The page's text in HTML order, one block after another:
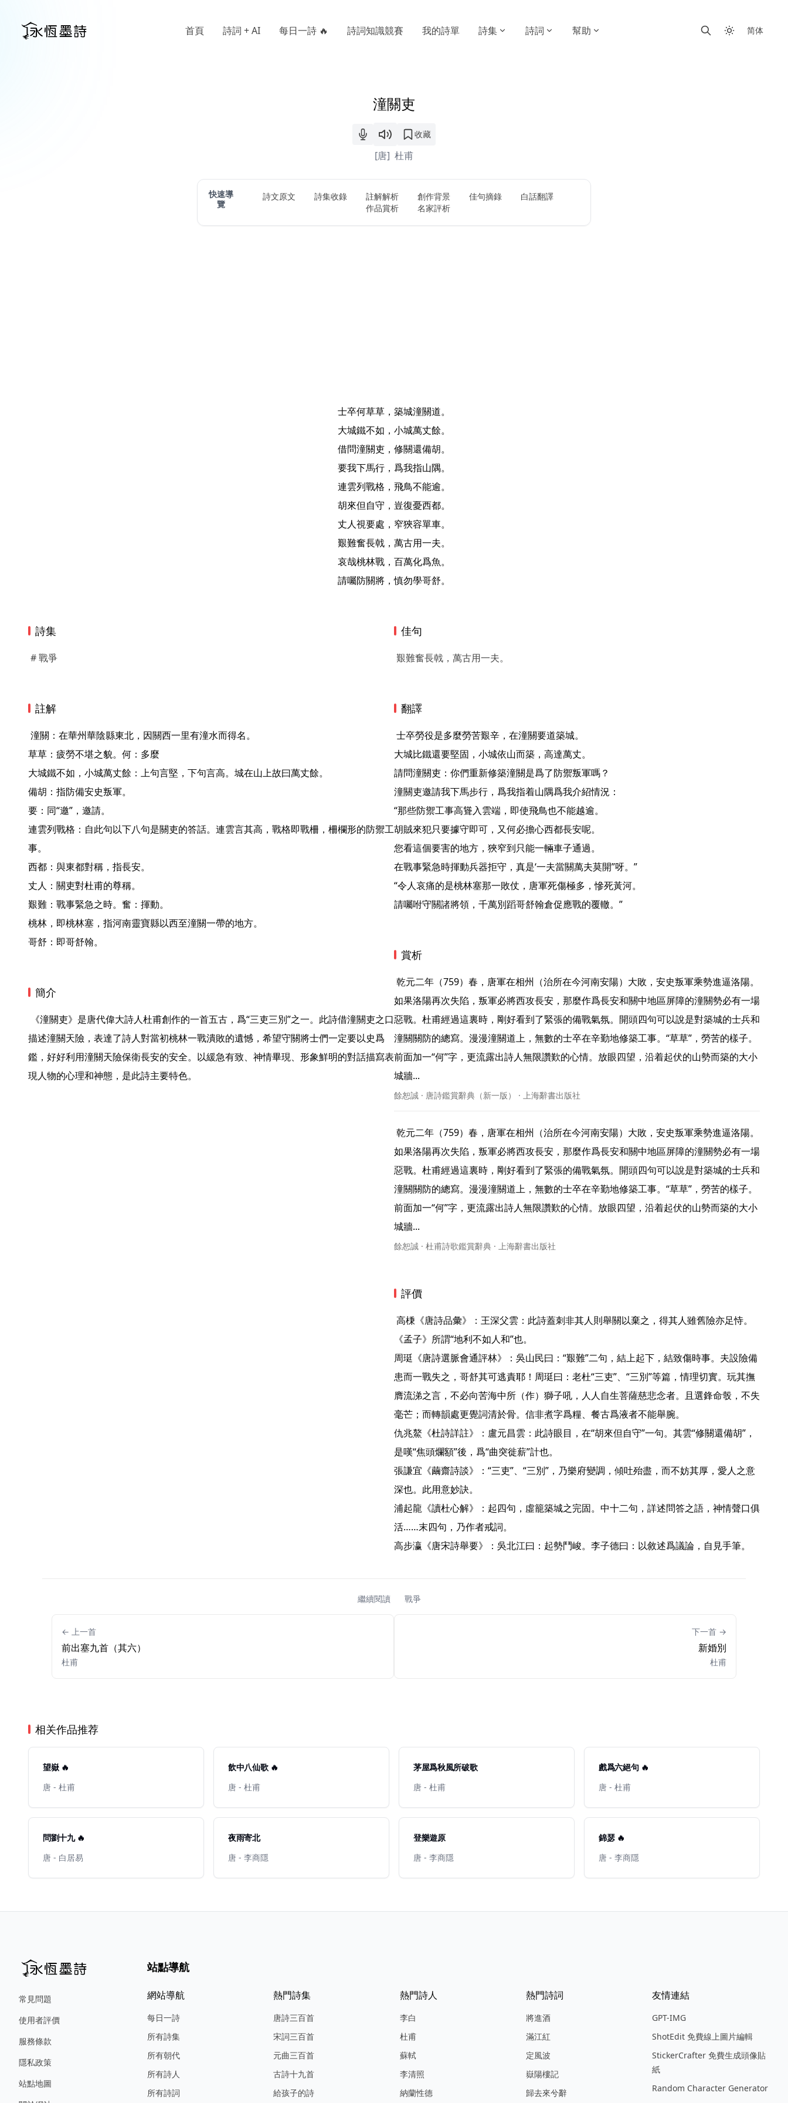
首頁 詩詞 + AI 每日一詩 🔥 詩詞知識競賽 我的詩單 詩集 詩詞 幫助 简体
潼關吏
收藏
[唐] 杜甫
快速導
覽
詩文原文 詩集收錄 註解解析 創作背景 佳句摘錄
白話翻譯
作品賞析
名家評析
士卒何草草，築城潼關道。
大城鐵不如，小城萬丈餘。
借問潼關吏，修關還備胡。
要我下馬行，爲我指山隅。
連雲列戰格，飛鳥不能逾。
胡來但自守，豈復憂西都。
丈人視要處，窄狹容單車。
艱難奮長戟，萬古用一夫。
哀哉桃林戰，百萬化爲魚。
請囑防關將，慎勿學哥舒。
詩集
# 戰爭
註解
草草：疲勞不堪之貌。何：多麼
大城鐵不如，小城萬丈餘：上句言堅，下句言高。城在山上故曰萬丈餘。
備胡：指防備安史叛軍。
要：同“邀”，邀請。
連雲列戰格：自此句以下八句是關吏的答話。連雲言其高，戰格即戰柵，柵欄形的防禦工
事。
西都：與東都對稱，指長安。
丈人：關吏對杜甫的尊稱。
艱難：戰事緊急之時。奮：揮動。
桃林，即桃林塞，指河南靈寶縣以西至潼關一帶的地方。
哥舒：即哥舒翰。
簡介
描述潼關天險，表達了詩人對當初桃林一戰潰敗的遺憾，希望守關將士們一定要以史爲
鑑，好好利用潼關天險保衛長安的安全。以緩急有致、神情畢現、形象鮮明的對話描寫表
現人物的心理和神態，是此詩主要特色。
佳句
艱難奮長戟，萬古用一夫。
翻譯
大城比鐵還要堅固，小城依山而築，高達萬丈。
請問潼關吏：你們重新修築潼關是爲了防禦叛軍嗎？
潼關吏邀請我下馬步行，爲我指着山隅爲我介紹情況：
“那些防禦工事高聳入雲端，即使飛鳥也不能越逾。
胡賊來犯只要據守即可，又何必擔心西都長安呢。
您看這個要害的地方，狹窄到只能一輛車子通過。
在戰事緊急時揮動兵器拒守，真是‘一夫當關萬夫莫開”呀。”
“令人哀痛的是桃林塞那一敗仗，唐軍死傷極多，慘死黃河。
請囑咐守關諸將領，千萬別蹈哥舒翰倉促應戰的覆轍。”
賞析
如果洛陽再次失陷，叛軍必將西攻長安，那麼作爲長安和關中地區屏障的潼關勢必有一場
惡戰。杜甫經過這裏時，剛好看到了緊張的備戰氣氛。開頭四句可以說是對築城的士兵和
潼關關防的總寫。漫漫潼關道上，無數的士卒在辛勤地修築工事。“草草”，勞苦的樣子。
前面加一“何”字，更流露出詩人無限讚歎的心情。放眼四望，沿着起伏的山勢而築的大小
城牆...
餘恕誠 · 唐詩鑑賞辭典（新一版） · 上海辭書出版社
如果洛陽再次失陷，叛軍必將西攻長安，那麼作爲長安和關中地區屏障的潼關勢必有一場
惡戰。杜甫經過這裏時，剛好看到了緊張的備戰氣氛。開頭四句可以說是對築城的士兵和
潼關關防的總寫。漫漫潼關道上，無數的士卒在辛勤地修築工事。“草草”，勞苦的樣子。
前面加一“何”字，更流露出詩人無限讚歎的心情。放眼四望，沿着起伏的山勢而築的大小
城牆...
餘恕誠 · 杜甫詩歌鑑賞辭典 · 上海辭書出版社
評價
《孟子》所謂“地利不如人和”也。
周珽《唐詩選脈會通評林》：吳山民曰：“艱難”二句，結上起下，結致傷時事。夫設險備
患而一戰失之，哥舒其可逃責耶！周珽曰：老杜“三吏”、“三別”等篇，情理切實。玩其撫
膺流涕之言，不必向苦海中所（作）獅子吼，人人自生菩薩慈悲念者。且選鋒命彀，不失
毫芒；而轉韻處更覺詞清於骨。信非煮字爲糧、餐古爲液者不能舉腕。
仇兆鰲《杜詩詳註》：盧元昌雲：此詩眼目，在“胡來但自守”一句。其雲“修關還備胡”，
是嘆“焦頭爛額”後，爲“曲突徙薪”計也。
張謙宜《繭齋詩談》：“三吏”、“三別”，乃樂府變調，傾吐殆盡，而不妨其厚，愛人之意
深也。此用意妙訣。
浦起龍《讀杜心解》：起四句，虛籠築城之完固。中十二句，詳述問答之語，神情聲口俱
活……末四句，乃作者戒詞。
高步瀛《唐宋詩舉要》：吳北江曰：起勢鬥峻。李子德曰：以敘述爲議論，自見手筆。
繼續閱讀 戰爭
← 上一首
前出塞九首（其六）
杜甫
下一首 →
新婚別
杜甫
相关作品推荐
望嶽 🔥
唐 - 杜甫
飲中八仙歌 🔥
唐 - 杜甫
茅屋爲秋風所破歌
唐 - 杜甫
戲爲六絕句 🔥
唐 - 杜甫
問劉十九 🔥
唐 - 白居易
夜雨寄北
唐 - 李商隱
登樂遊原
唐 - 李商隱
錦瑟 🔥
唐 - 李商隱
常見問題
使用者評價
服務條款
隱私政策
站點地圖
站點導航
網站導航
每日一詩
所有詩集
所有朝代
所有詩人
所有詩詞
熱門詩集
唐詩三百首
宋詞三百首
元曲三百首
古詩十九首
給孩子的詩
熱門詩人
李白
杜甫
蘇軾
李清照
納蘭性德
熱門詩詞
將進酒
滿江紅
定風波
嶽陽樓記
歸去來兮辭
友情連結
GPT-IMG
ShotEdit 免費線上圖片編輯
StickerCrafter 免費生成頭像貼
紙
Random Character Generator